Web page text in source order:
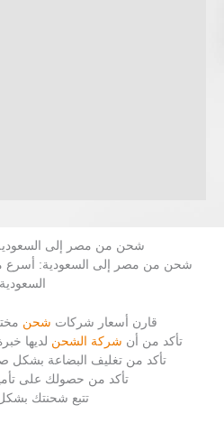
شحن من مصر إلى
شحن من مصر إلى السعودية: أسرع
السعودية
قارن أسعار شركات شحن
تأكد من أن شركة الشحن لديها
تأكد من تغليف البضاعة بشكل
تأكد من حصولك على
تتبع شحنتك